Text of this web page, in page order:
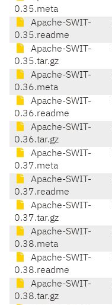
0.35.meta
Apache-SWIT-
0.35.readme
Apache-SWIT-
0.35.tar.gz
Apache-SWIT-
0.36.meta
Apache-SWIT-
0.36.readme
Apache-SWIT-
0.36.tar.gz
Apache-SWIT-
0.37.meta
Apache-SWIT-
0.37.readme
Apache-SWIT-
0.37.tar.gz
Apache-SWIT-
0.38.meta
Apache-SWIT-
0.38.readme
Apache-SWIT-
0.38.tar.gz